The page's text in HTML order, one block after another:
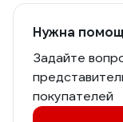
Нужна
Задайте
покупателей